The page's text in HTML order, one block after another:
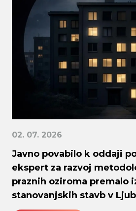
02. 07. 2026
Javno povabilo k oddaji
ekspert za razvoj
praznih oziroma premalo
stanovanjskih stavb v